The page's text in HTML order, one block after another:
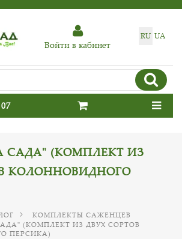
RU UA
Войти в кабинет
(КОМПЛЕКТ ИЗ
КОЛОННОВИДНОГО
КОМПЛЕКТЫ САЖЕНЦЕВ
(КОМПЛЕКТ ИЗ ДВУХ СОРТОВ
ПЕРСИКА)